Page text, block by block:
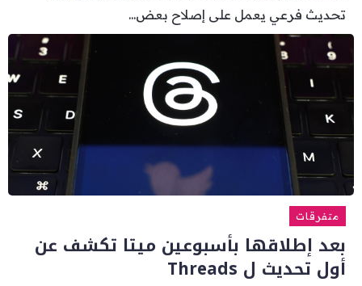
تحديث فرعي يعمل على إصلاح بعض...
متفرقات
بعد إطلاقها بأسبوعين ميتا تكشف عن
أول تحديث ل Threads